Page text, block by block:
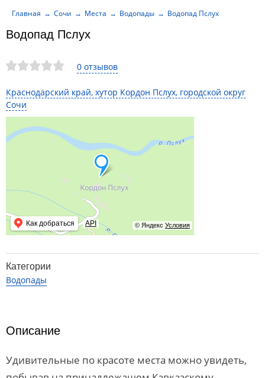
0 отзывов
Краснодарский край, хутор Кордон Пслух, городской округ
Сочи
© Яндекс Условия
Как добраться API
Водопад Пслух
Главная Сочи Места Водопады Водопад Пслух
Категории
Водопады
Описание
Удивительные по красоте места можно увидеть,